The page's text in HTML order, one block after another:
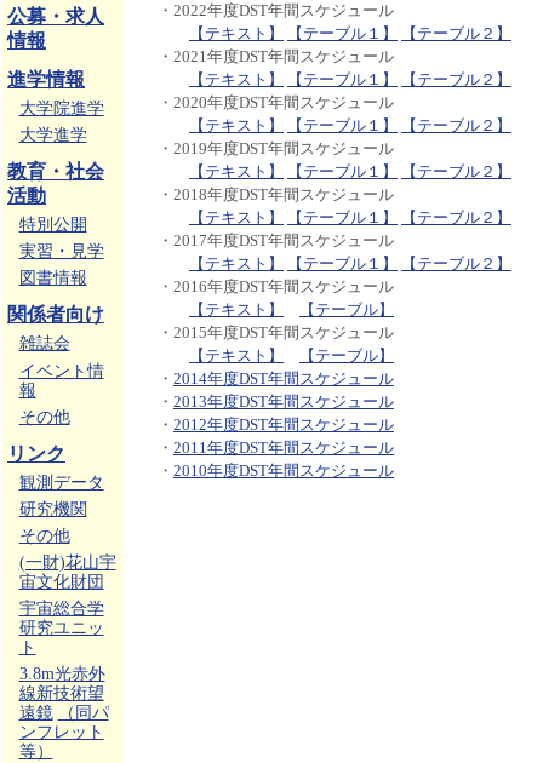
公募・求人
情報
進学情報
大学院進学
大学進学
教育・社会
活動
特別公開
実習・見学
図書情報
関係者向け
雑誌会
イベント情
報
その他
リンク
観測データ
研究機関
その他
(一財)花山宇
宙文化財団
宇宙総合学
研究ユニッ
ト
3.8m光赤外
線新技術望
遠鏡
（同パ
ンフレット
等）
・2022年度DST年間スケジュール
【テキスト】
【テーブル１】
【テーブル２】
・2021年度DST年間スケジュール
【テキスト】
【テーブル１】
【テーブル２】
・2020年度DST年間スケジュール
【テキスト】
【テーブル１】
【テーブル２】
・2019年度DST年間スケジュール
【テキスト】
【テーブル１】
【テーブル２】
・2018年度DST年間スケジュール
【テキスト】
【テーブル１】
【テーブル２】
・2017年度DST年間スケジュール
【テキスト】
【テーブル１】
【テーブル２】
・2016年度DST年間スケジュール
【テキスト】
【テーブル】
・2015年度DST年間スケジュール
【テキスト】
【テーブル】
・ 2014年度DST年間スケジュール
・ 2013年度DST年間スケジュール
・ 2012年度DST年間スケジュール
・ 2011年度DST年間スケジュール
・ 2010年度DST年間スケジュール